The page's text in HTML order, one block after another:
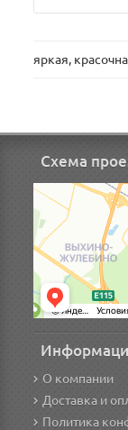
яркая,
Схема
О компании
Доставка и
Политика